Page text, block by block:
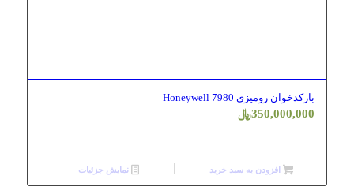
بارکدخوان رومیزی Honeywell 7980
350,000,000﷼
افزودن به سبد خرید نمایش جزئیات